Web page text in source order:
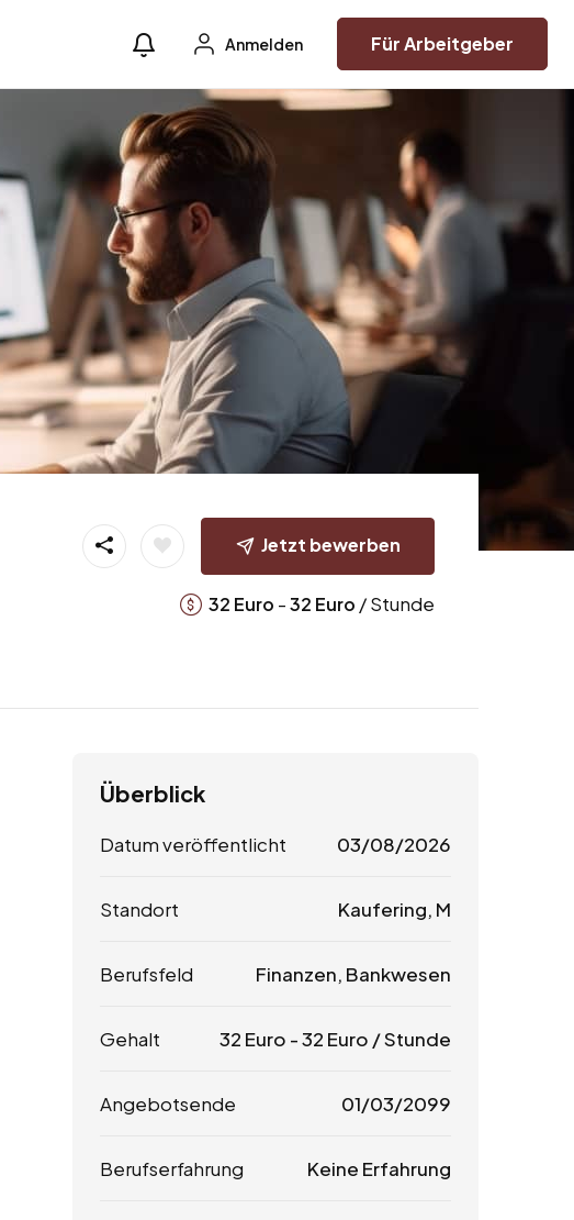
Anmelden Für Arbeitgeber
Jetzt bewerben
32 Euro -32 Euro / Stunde
Überblick
Datum veröffentlicht 03/08/2026
Standort Kaufering, M
Berufsfeld Finanzen, Bankwesen
Gehalt 32 Euro -32 Euro / Stunde
Angebotsende 01/03/2099
Berufserfahrung Keine Erfahrung